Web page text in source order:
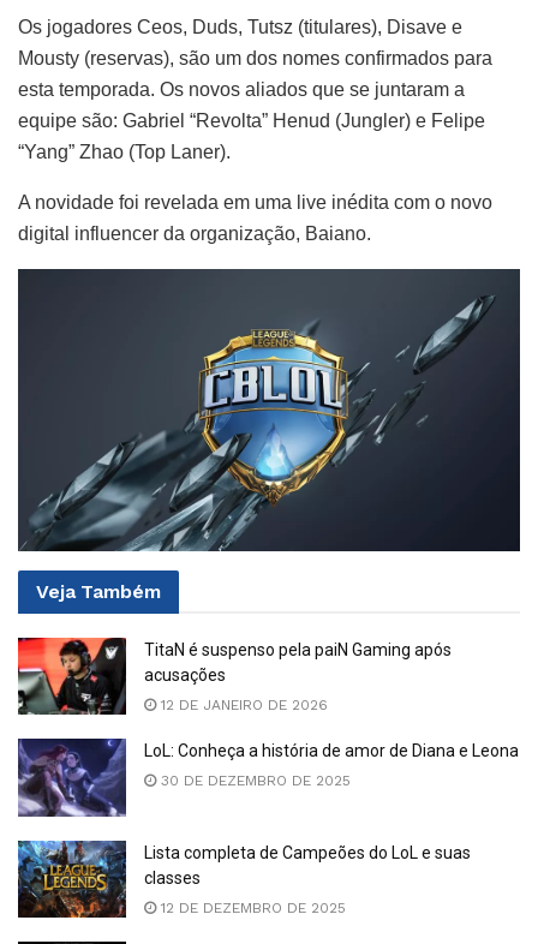
Os jogadores Ceos, Duds, Tutsz (titulares), Disave e
Mousty (reservas), são um dos nomes confirmados para
esta temporada. Os novos aliados que se juntaram a
equipe são: Gabriel “Revolta” Henud (Jungler) e Felipe
“Yang” Zhao (Top Laner).
A novidade foi revelada em uma live inédita com o novo
digital influencer da organização, Baiano.
Veja Também
TitaN é suspenso pela paiN Gaming após
acusações
12 DE JANEIRO DE 2026
LoL: Conheça a história de amor de Diana e Leona
30 DE DEZEMBRO DE 2025
Lista completa de Campeões do LoL e suas
classes
12 DE DEZEMBRO DE 2025